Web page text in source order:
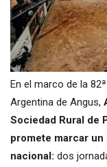
En el marco de la
Argentina de Angus,
Sociedad Rural de
promete marcar
nacional: dos